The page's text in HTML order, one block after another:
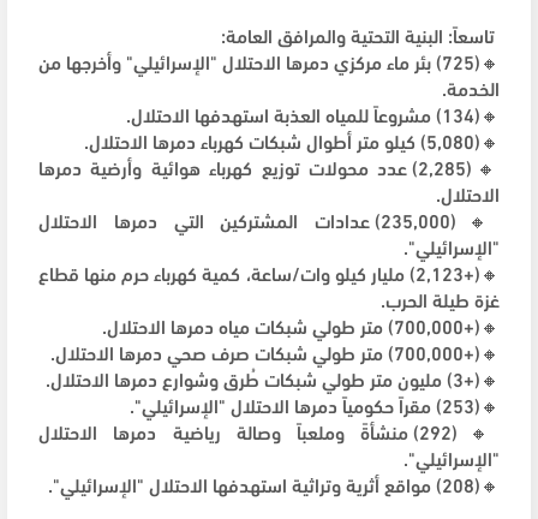
تاسعاً: البنية التحتية والمرافق العامة:
🔸(725) بئر ماء مركزي دمرها الاحتلال "الإسرائيلي" وأخرجها من
الخدمة.
🔸(134) مشروعاً للمياه العذبة استهدفها الاحتلال.
🔸(5,080) كيلو متر أطوال شبكات كهرباء دمرها الاحتلال.
🔸(2,285) عدد محولات توزيع كهرباء هوائية وأرضية دمرها
الاحتلال.
🔸(235,000) عدادات المشتركين التي دمرها الاحتلال
"الإسرائيلي".
🔸(+2,123) مليار كيلو وات/ساعة، كمية كهرباء حرم منها قطاع
غزة طيلة الحرب.
🔸(+700,000) متر طولي شبكات مياه دمرها الاحتلال.
🔸(+700,000) متر طولي شبكات صرف صحي دمرها الاحتلال.
🔸(+3) مليون متر طولي شبكات طُرق وشوارع دمرها الاحتلال.
🔸(253) مقراً حكومياً دمرها الاحتلال "الإسرائيلي".
🔸(292) منشأةً وملعباً وصالة رياضية دمرها الاحتلال
"الإسرائيلي".
🔸(208) مواقع أثرية وتراثية استهدفها الاحتلال "الإسرائيلي".